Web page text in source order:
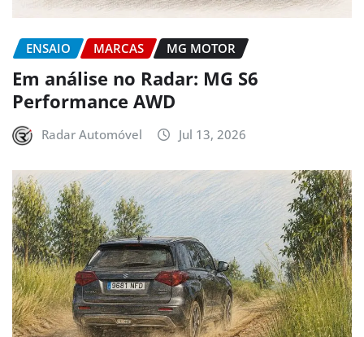
ENSAIO MARCAS MG MOTOR
Em análise no Radar: MG S6
Performance AWD
Radar Automóvel Jul 13, 2026